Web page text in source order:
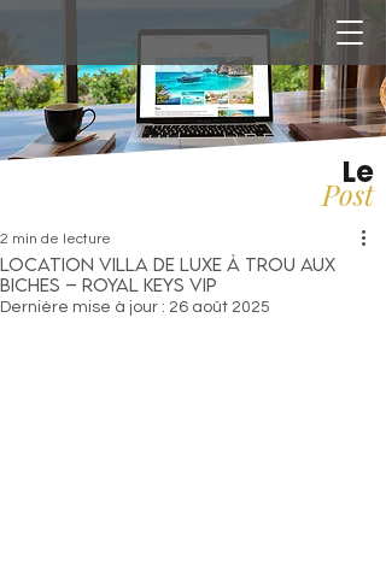
Le
Post
Location villa de luxe à Trou aux
Biches – Royal Keys VIP
2 min de lecture
Dernière mise à jour : 26 août 2025